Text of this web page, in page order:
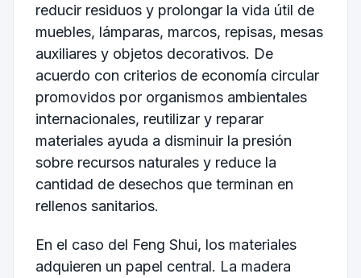
reducir residuos y prolongar la vida útil de
muebles, lámparas, marcos, repisas, mesas
auxiliares y objetos decorativos. De
acuerdo con criterios de economía circular
promovidos por organismos ambientales
internacionales, reutilizar y reparar
materiales ayuda a disminuir la presión
sobre recursos naturales y reduce la
cantidad de desechos que terminan en
rellenos sanitarios.
En el caso del Feng Shui, los materiales
adquieren un papel central. La madera